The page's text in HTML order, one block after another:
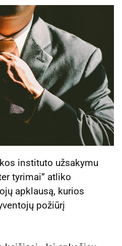
instituto užsakymu
tyrimai” atliko
apklausą, kurios
požiūrį